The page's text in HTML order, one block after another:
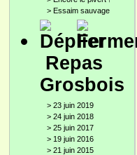
> Essaim sauvage
Repas
Grosbois
> 23 juin 2019
> 24 juin 2018
> 25 juin 2017
> 19 juin 2016
> 21 juin 2015